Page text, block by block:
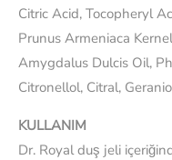
Citric Acid, Tocopheryl
Prunus Armeniaca
Amygdalus Dulcis Oil,
Citronellol, Citral,
KULLANIM
Dr. Royal duş jeli